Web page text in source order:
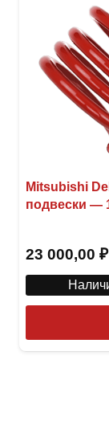
Mitsubishi
подвески —
23 000,00 ₽